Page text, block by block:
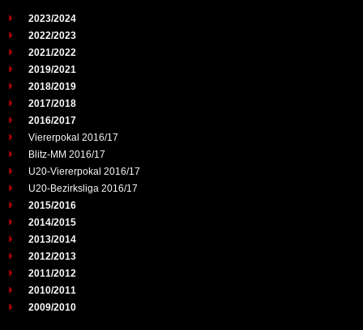
2023/2024
2022/2023
2021/2022
2019/2021
2018/2019
2017/2018
2016/2017
Viererpokal 2016/17
Blitz-MM 2016/17
U20-Viererpokal 2016/17
U20-Bezirksliga 2016/17
2015/2016
2014/2015
2013/2014
2012/2013
2011/2012
2010/2011
2009/2010